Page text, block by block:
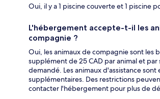
Oui, il y a 1 piscine couverte et 1 piscine
L'hébergement accepte-t-il les
compagnie ?
Oui, les animaux de compagnie sont les
supplément de 25 CAD par animal et par
demandé. Les animaux d'assistance
supplémentaires. Des restrictions
contacter l'hébergement pour plus de